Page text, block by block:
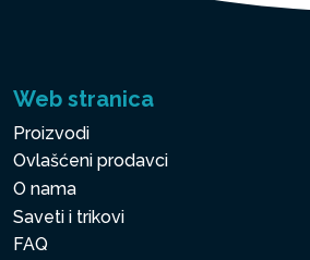
Web stranica
Proizvodi
Ovlašćeni prodavci
O nama
Saveti i trikovi
FAQ